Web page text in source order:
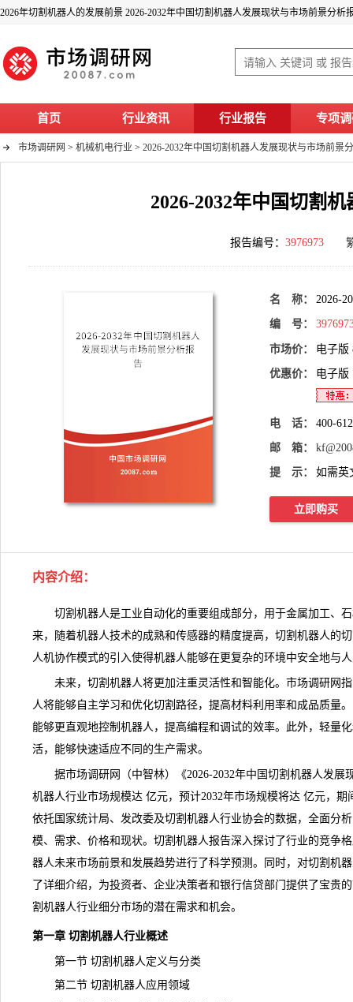
2026年切割机器人的发展前景 2026-2032年中国切割机器人发展现状与市场前景分析
首页 行业资讯 行业报告 专项
市场调研网 > 机械机电行业 > 2026-2032年中国切割机器人发展现状与市场前景
2026-2032年中国切割
报告编号： 3976973
名 称： 2026-
编 号：
市场价： 电子版
优惠价： 电子版
电 话： 400-
邮 箱：
提 示： 如需英
立即购买
内容介绍：
切割机器人是工业自动化的重要组成部分，用于金属加工、石
来，随着机器人技术的成熟和传感器的精度提高， 切割机器人的
人机协作模式的引入使得机器人能够在更复杂的环境中安全地与
未来，切割机器人将更加注重灵活性和智能化。 市场调研网
人将能够自主学习和优化切割路径，提高材料利用率和成品质量
能够更直观地控制机器人，提高编程和调试的效率。此外，轻量
活，能够快速适应不同的生产需求。
据市场调研网（中智林）《2026-2032年中国切割机器人发展
机器人行业市场规模达 亿元，预计2032年市场规模将达 亿元，
依托国家统计局、发改委及切割机器人行业协会的数据，全面分
模、需求、 价格和现状。切割机器人报告深入探讨了行业的竞争
器人未来市场前景和发展趋势进行了科学预测。同时，对切割机
了详细介绍，为投资者、企业决策者和银行信贷部门提供了宝贵
割机器人行业细分市场的潜在需求和机会。
第一章 切割机器人行业概述
第一节 切割机器人定义与分类
第二节 切割机器人应用领域